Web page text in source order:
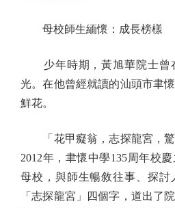
母校師生緬懷：成長榜樣
少年時期，黃旭華院士曾
光。在他曾經就讀的汕頭市聿
鮮花。
「花甲癡翁，志探龍宮，驚
2012年，聿懷中學135周年校
母校，與師生暢敘往事、探討
「志探龍宮」四個字，道出了